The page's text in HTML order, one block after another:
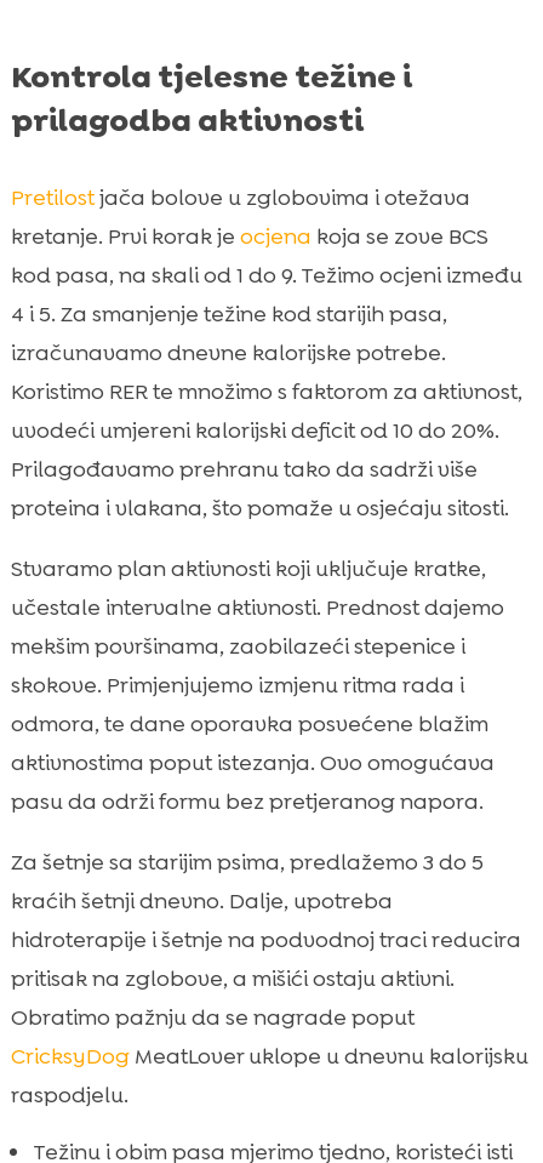
Kontrola tjelesne težine i
prilagodba aktivnosti
Pretilostjača bolove u zglobovima i otežava
kretanje. Prvi korak je ocjena koja se zove BCS
kod pasa, na skali od 1 do 9. Težimo ocjeni između
4 i 5. Za smanjenje težine kod starijih pasa,
izračunavamo dnevne kalorijske potrebe.
Koristimo RER te množimo s faktorom za aktivnost,
uvodeći umjereni kalorijski deficit od 10 do 20%.
Prilagođavamo prehranu tako da sadrži više
proteina i vlakana, što pomaže u osjećaju sitosti.
Stvaramo plan aktivnosti koji uključuje kratke,
učestale intervalne aktivnosti. Prednost dajemo
mekšim površinama, zaobilazeći stepenice i
skokove. Primjenjujemo izmjenu ritma rada i
odmora, te dane oporavka posvećene blažim
aktivnostima poput istezanja. Ovo omogućava
pasu da održi formu bez pretjeranog napora.
Za šetnje sa starijim psima, predlažemo 3 do 5
kraćih šetnji dnevno. Dalje, upotreba
hidroterapije i šetnje na podvodnoj traci reducira
pritisak na zglobove, a mišići ostaju aktivni.
Obratimo pažnju da se nagrade poput
CricksyDogMeatLover uklope u dnevnu kalorijsku
raspodjelu.
Težinu i obim pasa mjerimo tjedno, koristeći isti